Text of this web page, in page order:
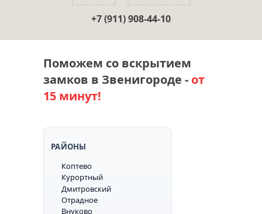
+7 (911) 908-44-10
Поможем со вскрытием
замков в Звенигороде - от
15 минут!
РАЙОНЫ
Коптево
Курортный
Дмитровский
Отрадное
Внуково